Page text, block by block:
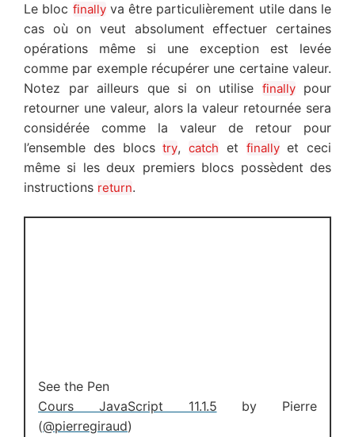
Le bloc finallyva être particulièrement utile dans le
cas où on veut absolument effectuer certaines
opérations même si une exception est levée
comme par exemple récupérer une certaine valeur.
Notez par ailleurs que si on utilise finallypour
retourner une valeur, alors la valeur retournée sera
considérée comme la valeur de retour pour
l’ensemble des blocstry, catch et finallyet ceci
même si les deux premiers blocs possèdent des
instructions return.
See the Pen
Cours JavaScript 11.1.5 by Pierre
(@pierregiraud)